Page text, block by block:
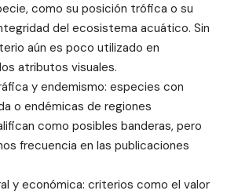
como su posición trófica o su
del ecosistema acuático. Sin
aún es poco utilizado en
atributos visuales.
y endemismo: especies con
o endémicas de regiones
como posibles banderas, pero
frecuencia en las publicaciones
y económica: criterios como el valor